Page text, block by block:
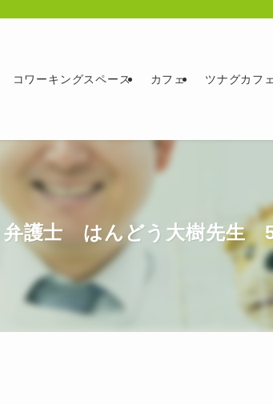
コワーキングスペース カフェ ツナグカフ
護士 はんどう大樹先生